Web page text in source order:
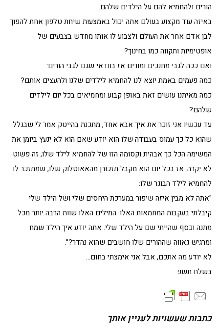
הורים ולהחמיא להם על הילדים שלהם.
באיזה עוד מקצוע בעולם אתה יכול באמצעות שיחת טלפון אחת להפוך
לבן אדם אחר את העולם ולצבוע לו אותו מחדש בצבעים של
אופטימיות ותקווה כמו בחינוך?
ואם ככה לגבי מחנכים ומורים אז בוודאי שגם לגבי הורים:
כמה פעמים באמת יוצא לנו להחמיא לילדים שלנו ולהעצים אותם?
כמה מאיתנו עושים זאת באופן קבוע ומחמיאים בכל יום לילדים
שלהם?
עד עכשיו אני זוכר את איך אבא אחד, מתכנת בהייטק אמר לי שבגלל
שהוא כל כך עמוס בעבודה שלו הוא יודע שאם הוא לא ינעץ ביומן את
המשימה הכל כך אבהית וקסומה הזו של להחמיא לילד שלו, זה פשוט
לא יקרה. אז בכל יום הוא מקבל תזכורן מהאאוטלוק שלו, שמתזכר לו
להחמיא לילד הבוגר שלו:
"אתה לא מבין איזה שיפור במערכת היחסים שלי ושל הילד שלי
קיבלתי בעקבות המחמאות האלו. המילים האלו שוות הרבה יותר מכל
מתנה וכסף שהייתי שם על הילד שלי. אתה יודע איך הילד שמח
ומרגיש גאווה שההורים שלו חושבים שהוא נהדר?".
לא יודע מה אתכם, אבל אני אימצתי בחום…
בשלח תשפ
כתבות שעשויות לעניין אותך